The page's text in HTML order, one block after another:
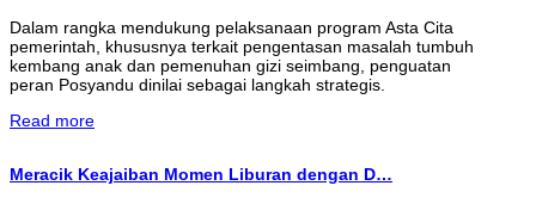
Dalam rangka mendukung pelaksanaan program Asta Cita
pemerintah, khususnya terkait pengentasan masalah tumbuh
kembang anak dan pemenuhan gizi seimbang, penguatan
peran Posyandu dinilai sebagai langkah strategis.
Read more
Meracik Keajaiban Momen Liburan dengan D…